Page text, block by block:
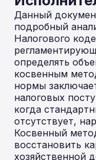
Данный
подробный
Налогового
определять
косвенным
нормы
налоговых
когда
отсутствует,
Косвенный
восстановить
хозяйственной